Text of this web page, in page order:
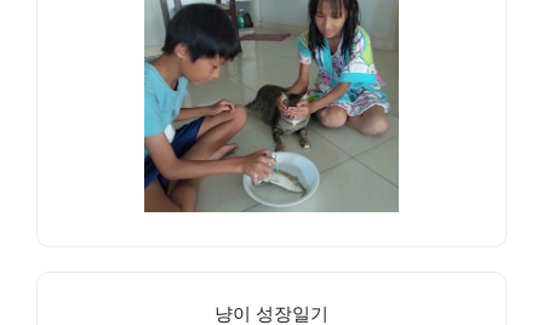
냥이 성장일기